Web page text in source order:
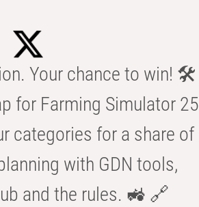
Your chance to win! 🛠️
for Farming Simulator 25
categories for a share of
with GDN tools,
and the rules. 🚜 🔗